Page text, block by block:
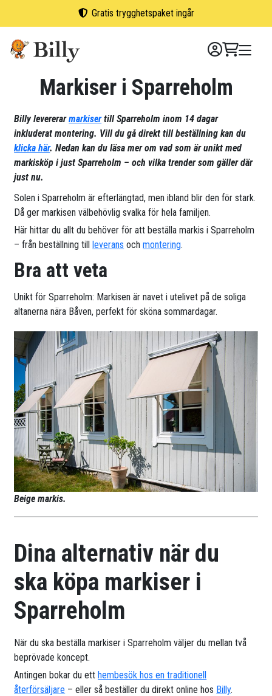
Gratis trygghetspaket ingår
Markiser i Sparreholm
Billy levererarmarkisertill Sparreholm inom 14 dagar
inkluderat montering. Vill du gå direkt till beställning kan du
klicka här. Nedan kan du läsa mer om vad som är unikt med
markisköp i just Sparreholm – och vilka trender som gäller där
just nu.
Solen i Sparreholm är efterlängtad, men ibland blir den för stark.
Då ger markisen välbehövlig svalka för hela familjen.
Här hittar du allt du behöver för att beställa markis i Sparreholm
– från beställning tillleverans ochmontering.
Bra att veta
Unikt för Sparreholm: Markisen är navet i utelivet på de soliga
altanerna nära Båven, perfekt för sköna sommardagar.
Beige markis.
Dina alternativ när du
ska köpa markiser i
Sparreholm
När du ska beställa markiser i Sparreholm väljer du mellan två
beprövade koncept.
Antingen bokar du etthembesök hos en traditionell
återförsäljare – eller så beställer du direkt online hos Billy.